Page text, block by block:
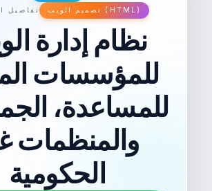
تفاصيل تصميم الويب (HTML)
نظام إدارة
للمؤسسات
للمساعدة،
والمنظمات
الحكومية